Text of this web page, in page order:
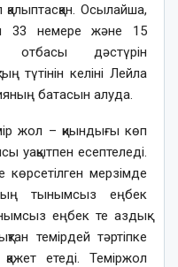
Осылайша,
33 немере және 15
дәстүрін
түтінін келіні Лейла
батасын алуда.
жол – қиындығы көп
уақытпен есептеледі.
мерзімде
тынымсыз еңбек
еңбек те аздық
темірдей тәртіпке
етеді. Теміржол